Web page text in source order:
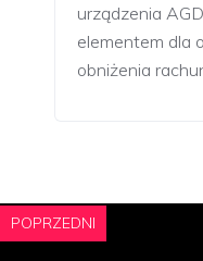
urządzenia
elementem dla
obniżenia
POPRZEDNI